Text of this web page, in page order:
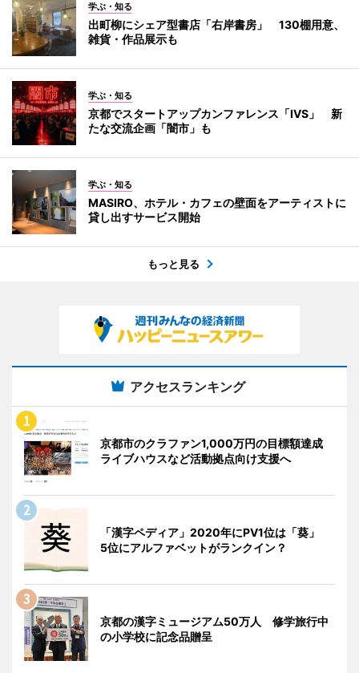
学ぶ・知る
出町柳にシェア型書店「右岸書房」 130棚用意、
雑貨・作品展示も
学ぶ・知る
京都でスタートアップカンファレンス「IVS」 新
たな交流企画「闇市」も
学ぶ・知る
MASIRO、ホテル・カフェの壁面をアーティストに
貸し出すサービス開始
もっと見る
アクセスランキング
京都市のクラファン1,000万円の目標額達成
ライブハウスなど活動拠点向け支援へ
「漢字ペディア」2020年にPV1位は「葵」
5位にアルファベットがランクイン？
京都の漢字ミュージアム50万人 修学旅行中
の小学校に記念品贈呈